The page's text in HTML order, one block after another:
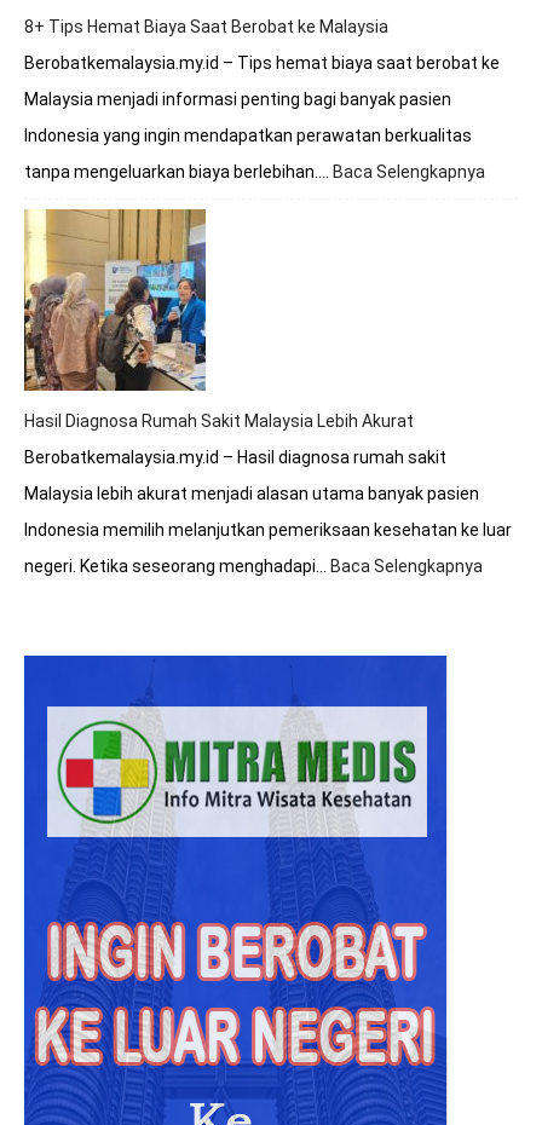
8+ Tips Hemat Biaya Saat Berobat ke Malaysia
Berobatkemalaysia.my.id – Tips hemat biaya saat berobat ke
Malaysia menjadi informasi penting bagi banyak pasien
Indonesia yang ingin mendapatkan perawatan berkualitas
tanpa mengeluarkan biaya berlebihan.… Baca Selengkapnya
Hasil Diagnosa Rumah Sakit Malaysia Lebih Akurat
Berobatkemalaysia.my.id – Hasil diagnosa rumah sakit
Malaysia lebih akurat menjadi alasan utama banyak pasien
Indonesia memilih melanjutkan pemeriksaan kesehatan ke luar
negeri. Ketika seseorang menghadapi… Baca Selengkapnya